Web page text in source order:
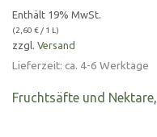
Enthält 19% MwSt.
(2,60 € / 1 L)
zzgl. Versand
Lieferzeit: ca. 4-6 Werktage
Fruchtsäfte und Nektare,